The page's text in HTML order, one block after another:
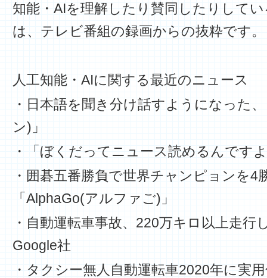
知能・AIを理解したり賛同したりして
は、テレビ番組の録画からの抜粋です。
人工知能・AIに関する最近のニュース
・日本語を聞き分け話すようになった
ン)」
・「ぼくだってニュース読めるんです
・囲碁五番勝負で世界チャンピョンを4
「AlphaGo(アルファご)」
・自動運転車事故、220万キロ以上走行
Google社
・タクシー無人自動運転車2020年に実